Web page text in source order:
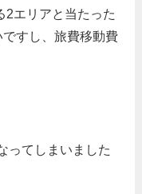
2エリアと当たった
すし、旅費移動費
ってしまいました